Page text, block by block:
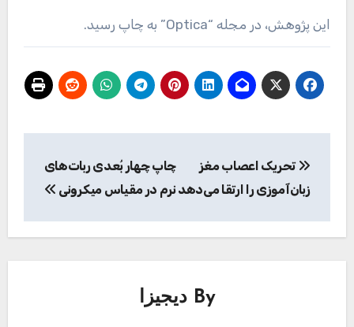
این پژوهش، در مجله “Optica” به چاپ رسید.
نوشته
تحریک اعصاب مغز
زبان‌آموزی را ارتقا می‌دهد
چاپ چهار بُعدی ربات‌های
نرم در مقیاس میکرونی
By دیجیزا